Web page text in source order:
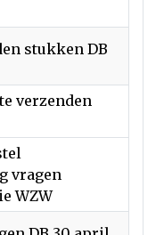
stukken DB
verzenden
vragen
WZW